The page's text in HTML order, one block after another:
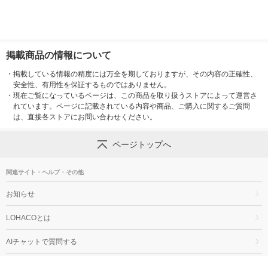
掲載商品の情報について
・ 掲載している情報の精度には万全を期しておりますが、その内容の正確性、
安全性、有用性を保証するものではありません。
・ 現在ご覧になっているページは、この商品を取り扱うストアによって運営さ
れています。ページに記載されている内容や商品、ご購入に関するご質問
は、直接各ストアにお問い合わせください。
ページトップへ
関連サイト・ヘルプ・その他
お知らせ
LOHACOとは
AIチャットで質問する